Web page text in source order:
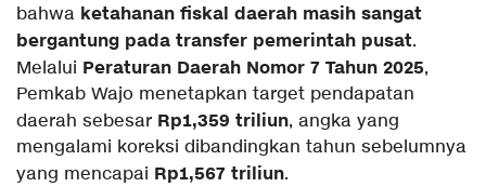
bahwa ketahanan fiskal daerah masih sangat
bergantung pada transfer pemerintah pusat.
Melalui Peraturan Daerah Nomor 7 Tahun 2025,
Pemkab Wajo menetapkan target pendapatan
daerah sebesar Rp1,359 triliun, angka yang
mengalami koreksi dibandingkan tahun sebelumnya
yang mencapai Rp1,567 triliun.